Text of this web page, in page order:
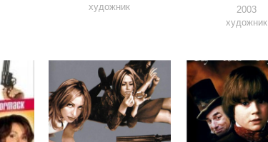
художник
2003
художник